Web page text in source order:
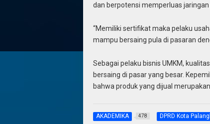
dan berpotensi memperluas jaringan
“Memiliki sertifikat maka pelaku
mampu bersaing pula di pasaran
Sebagai pelaku bisnis UMKM,
bersaing di pasar yang besar.
bahwa produk yang dijual
AKADEMIKA 478 DPRD Kota